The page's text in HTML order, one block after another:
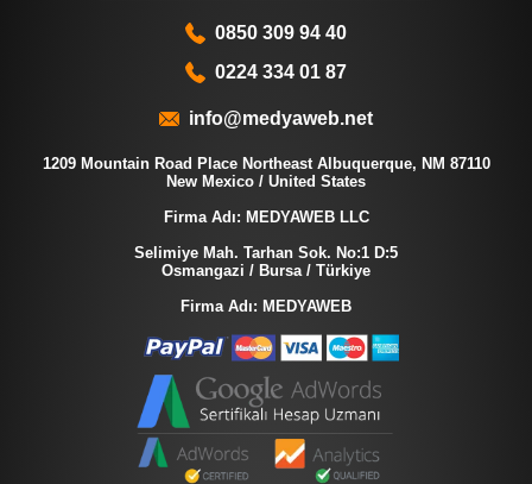
0850 309 94 40
0224 334 01 87
info@medyaweb.net
1209 Mountain Road Place Northeast Albuquerque, NM 87110
New Mexico / United States
Firma Adı: MEDYAWEB LLC
Selimiye Mah. Tarhan Sok. No:1 D:5
Osmangazi / Bursa / Türkiye
Firma Adı: MEDYAWEB